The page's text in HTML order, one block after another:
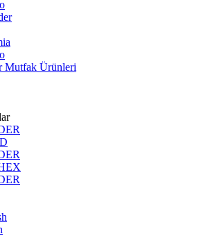
Mutfak Ürünleri